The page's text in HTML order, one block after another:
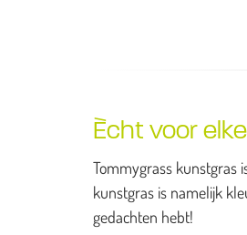
Ècht voor
Tommygrass kunstgras
kunstgras is namelijk
gedachten hebt!